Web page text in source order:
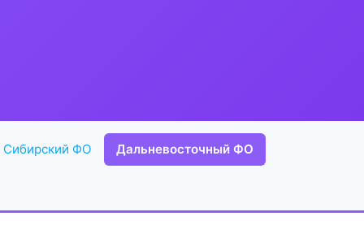
Сибирский ФО Дальневосточный ФО